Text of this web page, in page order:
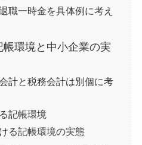
職一時金を具体例に考え
環境と中小企業の実
計と税務会計は別個に考
記帳環境
る記帳環境の実態